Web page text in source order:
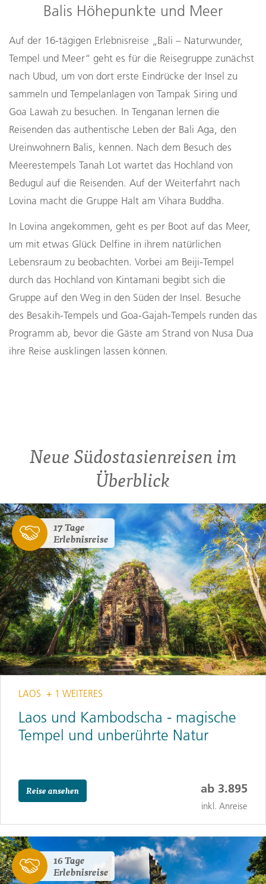
Balis Höhepunkte und Meer
Auf der 16-tägigen Erlebnisreise „Bali – Naturwunder,
Tempel und Meer“ geht es für die Reisegruppe zunächst
nach Ubud, um von dort erste Eindrücke der Insel zu
sammeln und Tempelanlagen von Tampak Siring und
Goa Lawah zu besuchen. In Tenganan lernen die
Reisenden das authentische Leben der Bali Aga, den
Ureinwohnern Balis, kennen. Nach dem Besuch des
Meerestempels Tanah Lot wartet das Hochland von
Bedugul auf die Reisenden. Auf der Weiterfahrt nach
Lovina macht die Gruppe Halt am Vihara Buddha.
In Lovina angekommen, geht es per Boot auf das Meer,
um mit etwas Glück Delfine in ihrem natürlichen
Lebensraum zu beobachten. Vorbei am Beiji-Tempel
durch das Hochland von Kintamani begibt sich die
Gruppe auf den Weg in den Süden der Insel. Besuche
des Besakih-Tempels und Goa-Gajah-Tempels runden das
Programm ab, bevor die Gäste am Strand von Nusa Dua
ihre Reise ausklingen lassen können.
Neue Südostasienreisen im
Überblick
17 Tage
Erlebnisreise
LAOS + 1 WEITERES
Laos und Kambodscha - magische
Tempel und unberührte Natur
Reise ansehen ab 3.895
inkl. Anreise
16 Tage
Erlebnisreise